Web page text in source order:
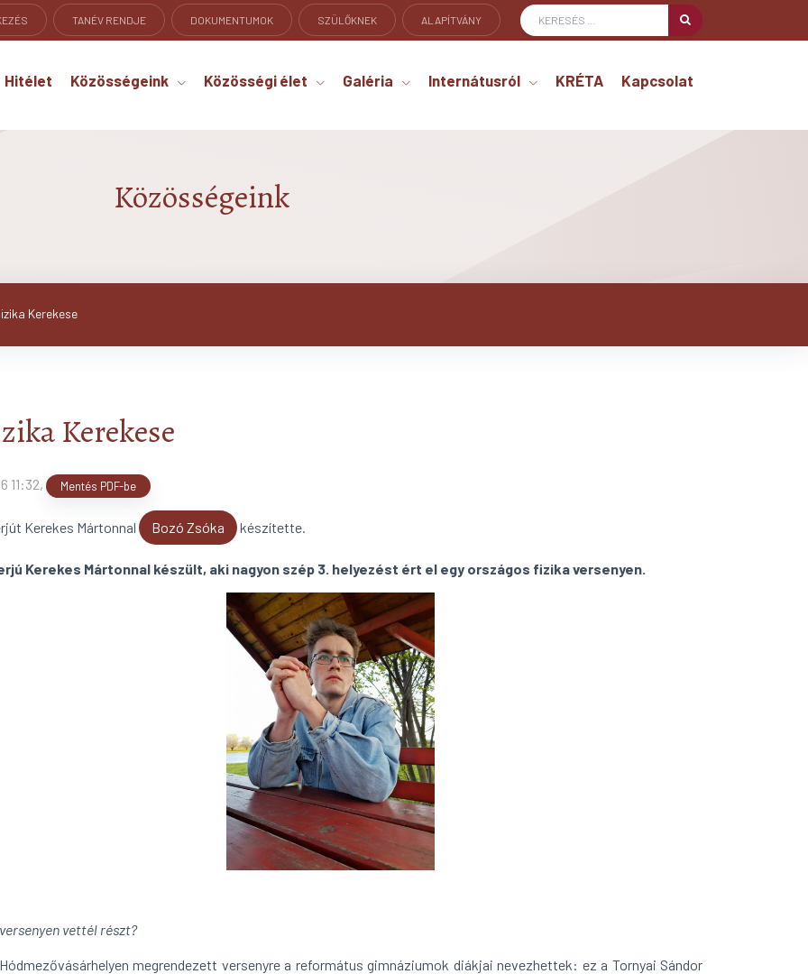
TANÉV RENDJE DOKUMENTUMOK SZÜLŐKNEK ALAPÍTVÁNY
Hitélet Közösségeink Közösségi élet Galéria Internátusról KRÉTA Kapcsolat
Közösségeink
Kerekese
Kerekese
11:32, Mentés PDF-be
Kerekes Mártonnal Bozó Zsóka készítette.
Kerekes Mártonnal készült, aki nagyon szép 3. helyezést ért el egy országos fizika versenyen.
vettél részt?
megrendezett versenyre a református gimnáziumok diákjai nevezhettek: ez a Tornyai Sándor